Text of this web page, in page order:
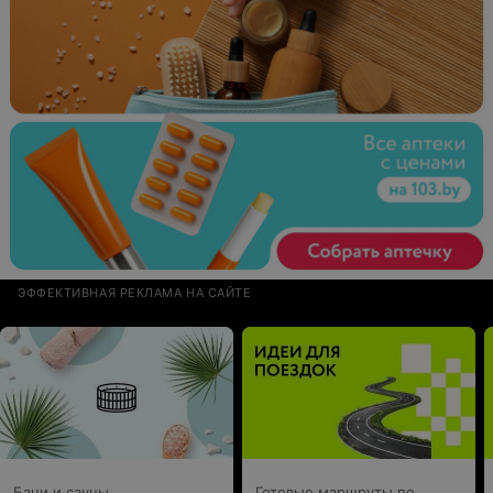
"ПЛЕЩЕНИЦЫ".
ЭФФЕКТИВНАЯ РЕКЛАМА НА САЙТЕ